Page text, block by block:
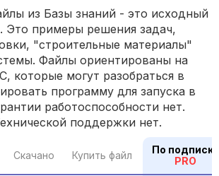
из Базы знаний - это исходный
Это примеры решения задач,
"строительные материалы"
Файлы ориентированы на
которые могут разобраться в
программу для запуска в
работоспособности нет.
поддержки нет.
Скачано Купить файл
По подписке
PRO